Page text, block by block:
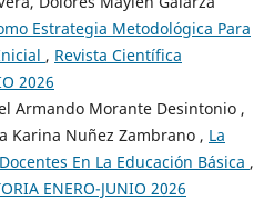
Estrategia Metodológica Para
, Revista Científica
2026
Armando Morante Desintonio ,
Karina Nuñez Zambrano , La
En La Educación Básica ,
ENERO-JUNIO 2026